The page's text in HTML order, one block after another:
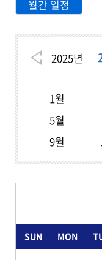
월간 일정
2025년
1월
5월
9월
SUN MON